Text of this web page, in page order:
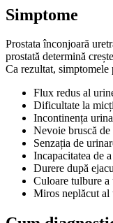
Simptome
Prostata înconjoară
prostată determină
Ca rezultat, simptomele
Flux redus al
Dificultate la
Incontinența
Nevoie bruscă de
Senzația de
Incapacitatea de
Durere după
Culoare tulbure a
Miros neplăcut al